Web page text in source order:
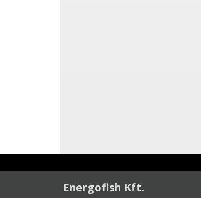
Energofish Kft.